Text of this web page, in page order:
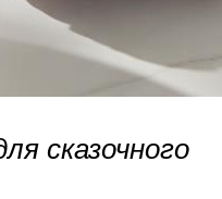
сказочного